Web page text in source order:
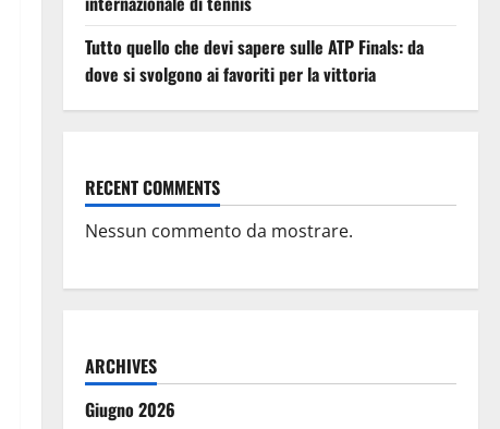
Tutto quello che devi sapere sulle ATP Finals: da
dove si svolgono ai favoriti per la vittoria
RECENT COMMENTS
Nessun commento da mostrare.
ARCHIVES
Giugno 2026